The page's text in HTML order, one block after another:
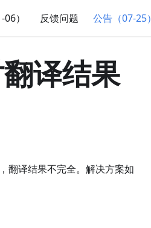
） 反馈问题 公告（07-25）
译结果
翻译结果不完全。解决方案如